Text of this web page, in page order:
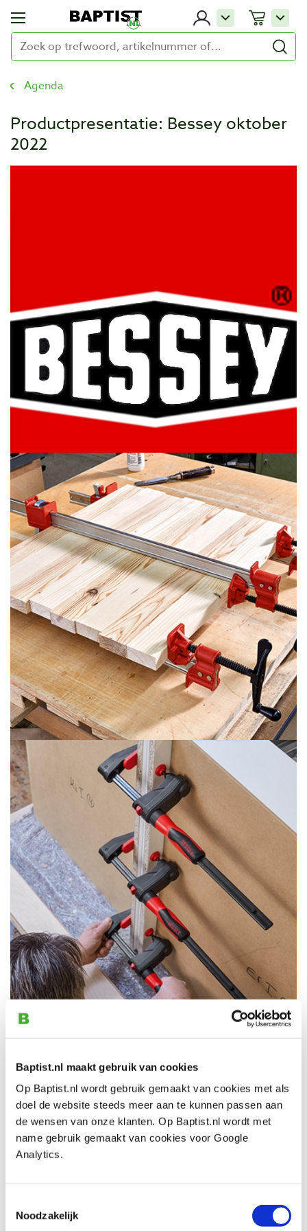
Baptist.nl maakt gebruik van cookies
Op Baptist.nl wordt gebruik gemaakt van cookies met als
doel de website steeds meer aan te kunnen passen aan
de wensen van onze klanten. Op Baptist.nl wordt met
name gebruik gemaakt van cookies voor Google
Analytics.
Noodzakelijk
Agenda
Productpresentatie: Bessey oktober
2022
Bessey bij ons in de winkel. Bessey is een merk dat zeer
klemt u altijd veilig en vast. Laat u informeren over
oplossingen voor uw klemprobleem en probeer zelf de
Bessey gereedschappen uit in onze winkel!
De productpresentatie is
plaats tussen 09:30 en 16:30 uur. Inschrijven is dus niet
nodig, maar voor ons wel leuk en handig om te horen
van tevoren. Mail dan naar